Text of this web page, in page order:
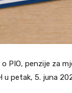
o PIO, penzije za
u petak, 5. juna